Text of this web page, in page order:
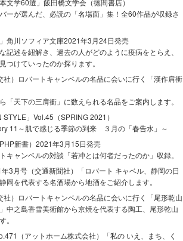
文学60選」飯田橋文学会（徳間書店）
ーが選んだ、必読の「名場面」集！全60作品が収録さ
角川ソフィア文庫2021年3月24日発売
記述を紐解き、過去の人がどのように疫病をとらえ、
つけていったのか探ります。
社）ロバートキャンベルの名品に会いに行く「漢作肩衝
「天下の三肩衝」に数えられる名品をご案内します。
STYLE」Vol.45（SPRING 2021）
11～肌で感じる季節の到来 ３月の「春告水」～
新書）2021年3月15日発売
キャンベルの対談「若冲とは何者だったのか」収録。
年3月号（交通新聞社）「ロバート キャベル、静岡の日
岡を代表する名酒場から地酒をご紹介します。
社）ロバートキャンベルの名品に会いに行く「尾形乾山
之島香雪美術館から京焼を代表する陶工、尾形乾山
。
（アットホーム株式会社）「私の いえ、まち、く